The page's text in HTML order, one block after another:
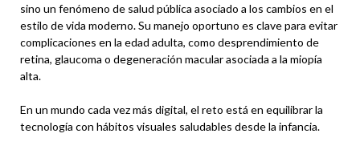
sino un fenómeno de salud pública asociado a los cambios en el
estilo de vida moderno. Su manejo oportuno es clave para evitar
complicaciones en la edad adulta, como desprendimiento de
retina, glaucoma o degeneración macular asociada a la miopía
alta.
En un mundo cada vez más digital, el reto está en equilibrar la
tecnología con hábitos visuales saludables desde la infancia.